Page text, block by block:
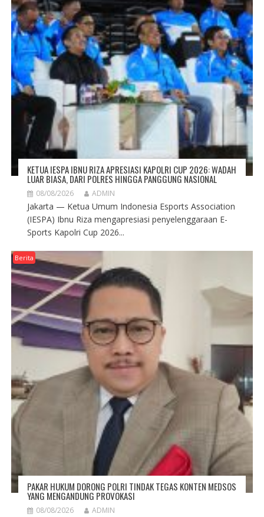
KETUA IESPA IBNU RIZA APRESIASI KAPOLRI CUP 2026: WADAH
LUAR BIASA, DARI POLRES HINGGA PANGGUNG NASIONAL
08/08/2026 ADMIN
Jakarta — Ketua Umum Indonesia Esports Association
(IESPA) Ibnu Riza mengapresiasi penyelenggaraan E-
Sports Kapolri Cup 2026...
Berita
PAKAR HUKUM DORONG POLRI TINDAK TEGAS KONTEN MEDSOS
YANG MENGANDUNG PROVOKASI
08/08/2026 ADMIN